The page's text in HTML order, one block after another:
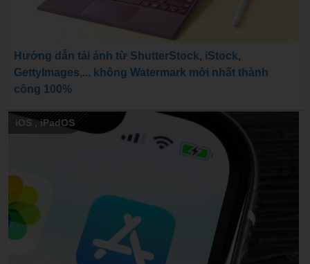
Hướng dẫn tải ảnh từ ShutterStock, iStock,
GettyImages,... không Watermark mới nhất thành
công 100%
iOS ,iPadOS